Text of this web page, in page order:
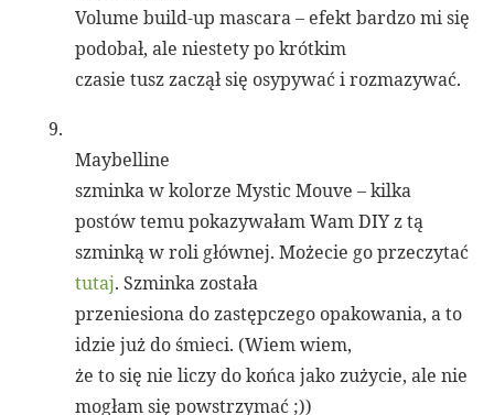
Volume build-up mascara – efekt bardzo mi się
podobał, ale niestety po krótkim
czasie tusz zaczął się osypywać i rozmazywać.
9.
Maybelline
szminka w kolorze Mystic Mouve – kilka
postów temu pokazywałam Wam DIY z tą
szminką w roli głównej. Możecie go przeczytać
tutaj. Szminka została
przeniesiona do zastępczego opakowania, a to
idzie już do śmieci. (Wiem wiem,
że to się nie liczy do końca jako zużycie, ale nie
mogłam się powstrzymać ;))